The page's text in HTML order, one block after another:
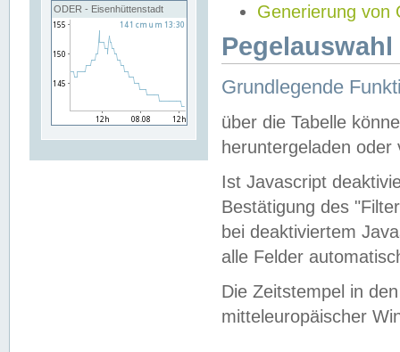
ODER - Eisenhüttenstadt
Generierung von
Grundlegende
über die Tabelle
heruntergeladen oder
Ist Javascript
Bestätigung des
bei deaktiviertem
alle Felder
Die Zeitstempel in
mitteleuropäischer